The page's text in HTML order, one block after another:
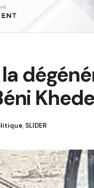
, SLIDER